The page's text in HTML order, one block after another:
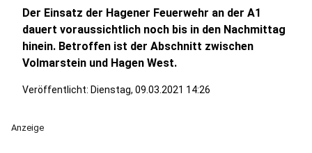
Der Einsatz der Hagener Feuerwehr an der A1
dauert voraussichtlich noch bis in den Nachmittag
hinein. Betroffen ist der Abschnitt zwischen
Volmarstein und Hagen West.
Veröffentlicht: Dienstag, 09.03.2021 14:26
Anzeige